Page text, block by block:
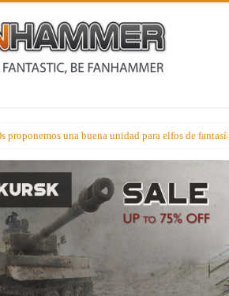
40000 – Las facciones en este verano de